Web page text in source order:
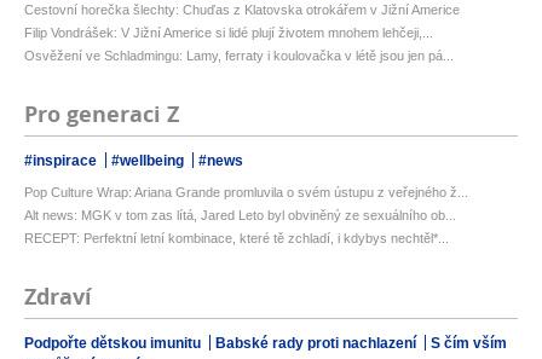
Cestovní horečka šlechty: Chuďas z Klatovska otrokářem v Jižní Americe
Filip Vondrášek: V Jižní Americe si lidé plují životem mnohem lehčeji,...
Osvěžení ve Schladmingu: Lamy, ferraty i koulovačka v létě jsou jen pá...
Pro generaci Z
#inspirace #wellbeing #news
Pop Culture Wrap: Ariana Grande promluvila o svém ústupu z veřejného ž...
Alt news: MGK v tom zas lítá, Jared Leto byl obviněný ze sexuálního ob...
RECEPT: Perfektní letní kombinace, které tě zchladí, i kdybys nechtěl*...
Zdraví
Podpořte dětskou imunitu Babské rady proti nachlazení
S čím vším